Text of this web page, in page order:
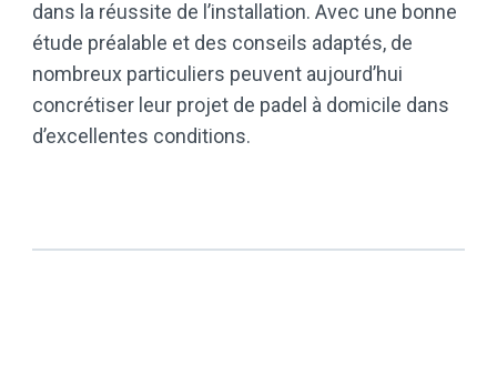
dans la réussite de l’installation. Avec une bonne
étude préalable et des conseils adaptés, de
nombreux particuliers peuvent aujourd’hui
concrétiser leur projet de padel à domicile dans
d’excellentes conditions.